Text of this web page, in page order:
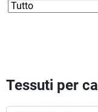
Tessuti per